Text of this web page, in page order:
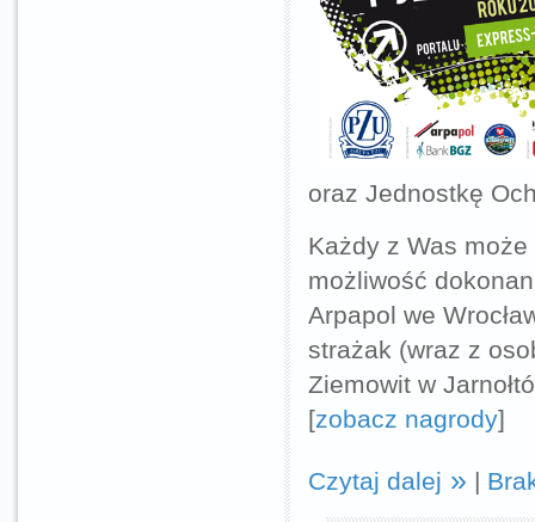
oraz Jednostkę
Każdy z Was
możliwość
Arpapol we
strażak (wraz z
Ziemowit w
[zobacz nagrody]
Czytaj dalej |